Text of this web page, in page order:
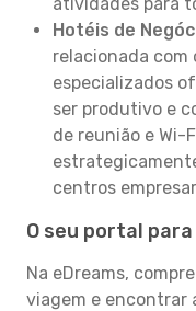
Hotéis de
relacionada com
especializados
ser produtivo e
de reunião e Wi-
centros
O seu portal
Na eDreams,
viagem e encontrar